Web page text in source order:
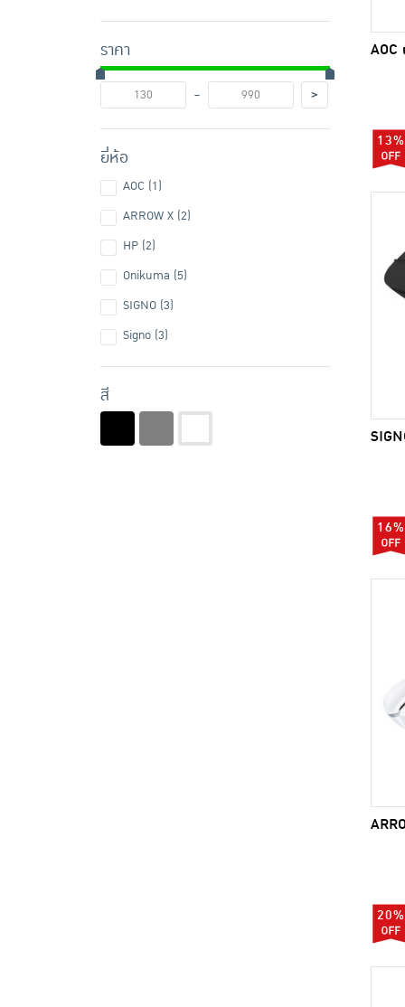
ราคา
-
>
ยี่ห้อ
AOC (1)
ARROW X (2)
HP (2)
Onikuma (5)
SIGNO (3)
Signo (3)
สี
AOC
13%
16%
20%